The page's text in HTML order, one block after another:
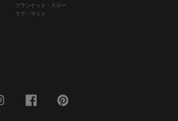
ブランケット・スロー
ラグ・マット